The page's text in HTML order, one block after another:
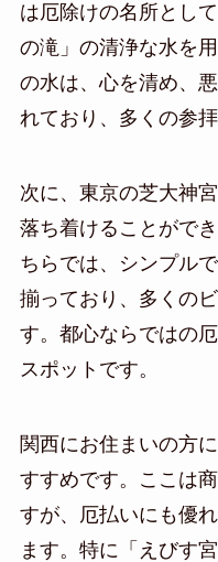
は厄除けの名所とし
の滝」の清浄な水を
の水は、心を清め、
れており、多くの参
次に、東京の芝大神
落ち着けることがで
ちらでは、シンプル
揃っており、多くの
す。都心ならではの
スポットです。
関西にお住まいの方
すすめです。ここは
すが、厄払いにも優
ます。特に「えびす